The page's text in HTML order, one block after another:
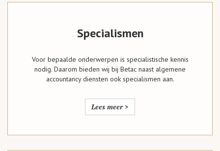
Specialismen
Voor bepaalde onderwerpen is specialistische kennis
nodig. Daarom bieden wij bij Betac naast algemene
accountancy diensten ook specialismen aan.
Lees meer >